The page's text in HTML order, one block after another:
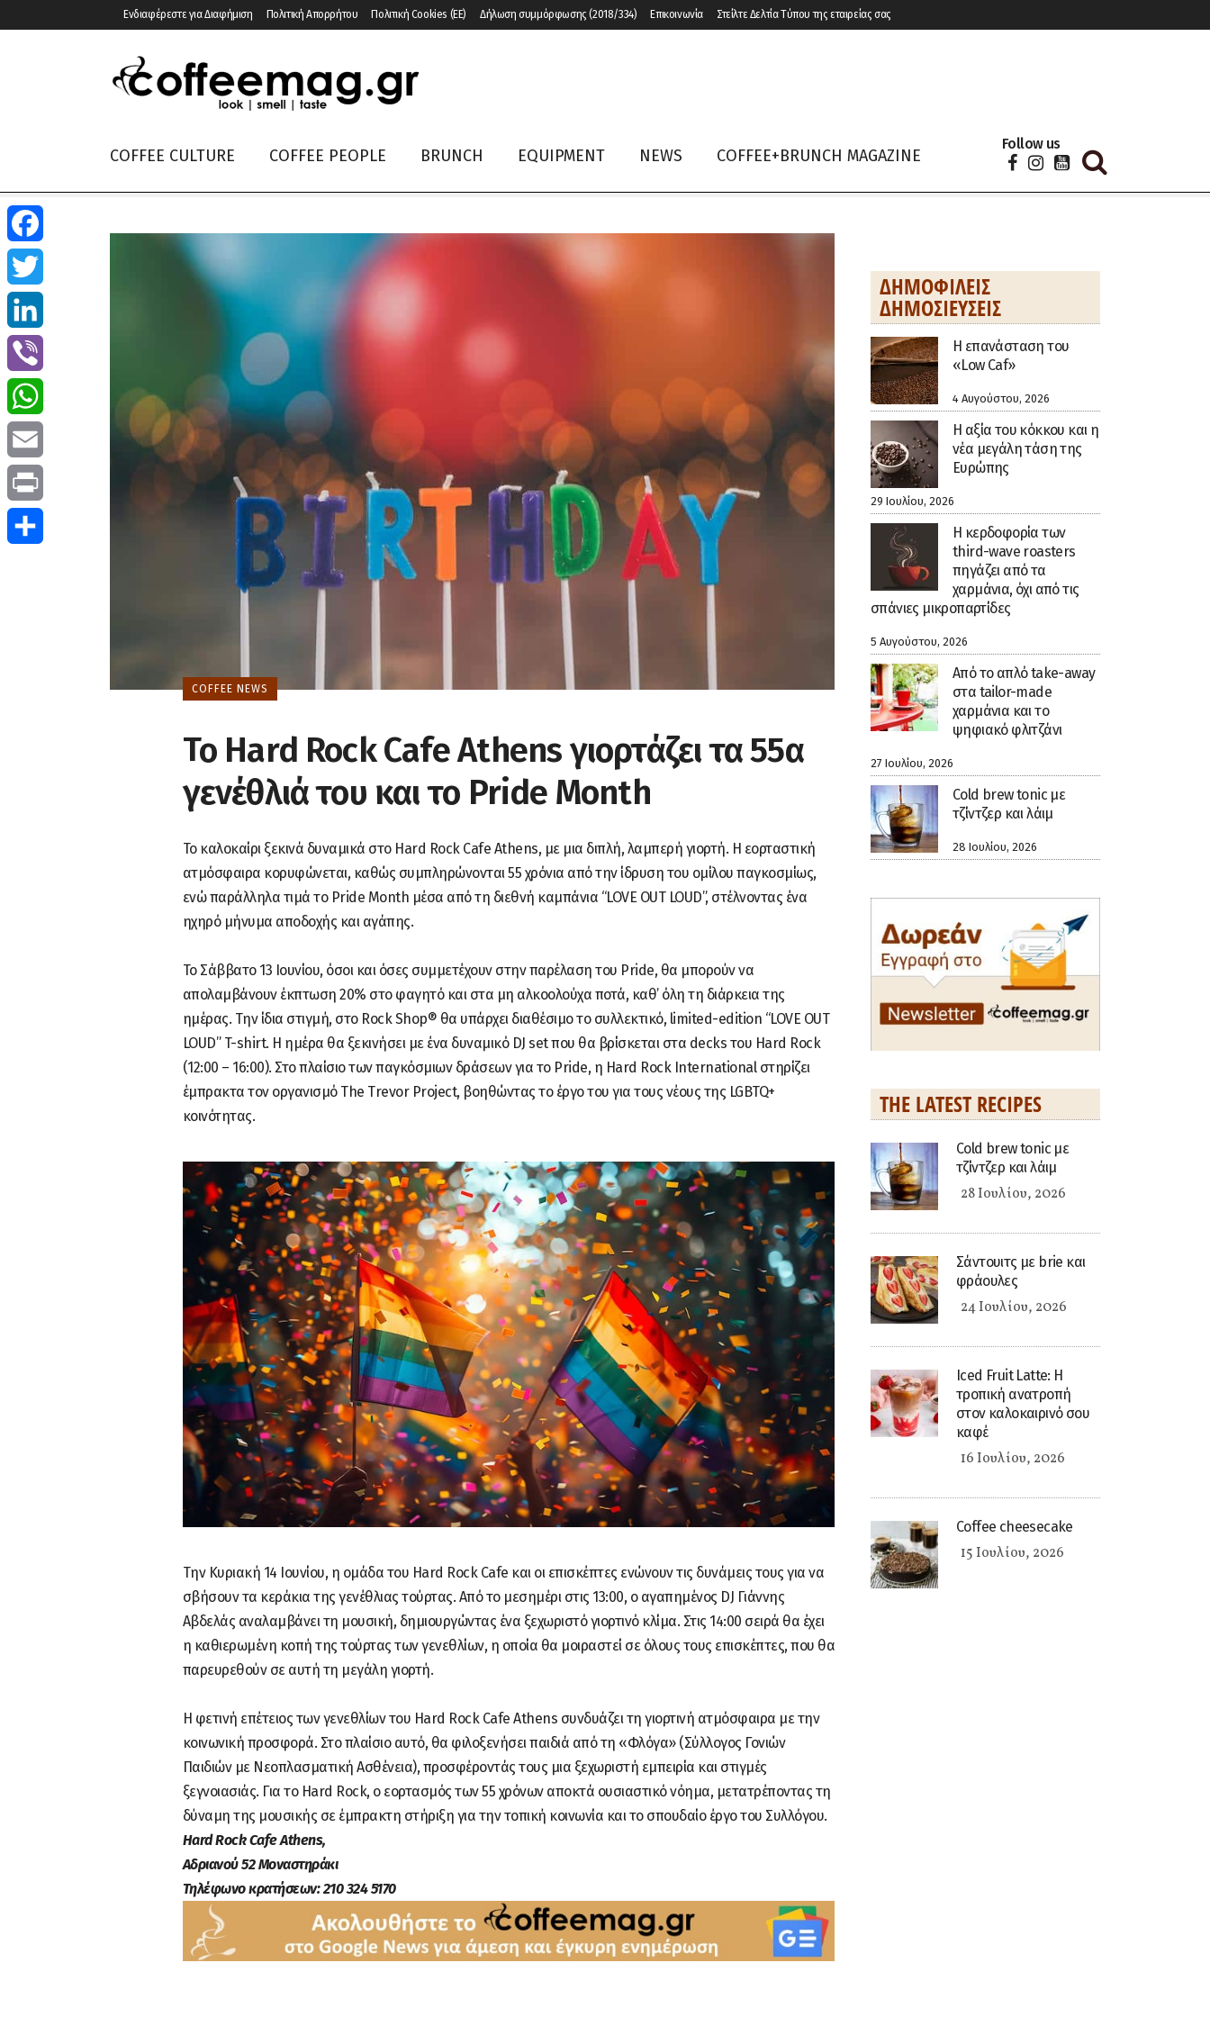
Ενδιαφέρεστε για Διαφήμιση Πολιτική Απορρήτου Πολιτική Cookies (ΕΕ) Δήλωση συμμόρφωσης (2018/334) Επικοινωνία Στείλτε Δελτία Τύπου της εταιρείας σας
COFFEE CULTURE COFFEE PEOPLE BRUNCH EQUIPMENT NEWS COFFEE+BRUNCH MAGAZINE
Follow us
COFFEE NEWS
Το Hard Rock Cafe Athens γιορτάζει τα 55α
γενέθλιά του και το Pride Month
Το καλοκαίρι ξεκινά δυναμικά στο Hard Rock Cafe Athens, με μια διπλή, λαμπερή γιορτή. Η εορταστική
ατμόσφαιρα κορυφώνεται, καθώς συμπληρώνονται 55 χρόνια από την ίδρυση του ομίλου παγκοσμίως,
ενώ παράλληλα τιμά το Pride Month μέσα από τη διεθνή καμπάνια “LOVE OUT LOUD”, στέλνοντας ένα
ηχηρό μήνυμα αποδοχής και αγάπης.
Το Σάββατο 13 Ιουνίου, όσοι και όσες συμμετέχουν στην παρέλαση του Pride, θα μπορούν να
απολαμβάνουν έκπτωση 20% στο φαγητό και στα μη αλκοολούχα ποτά, καθ’ όλη τη διάρκεια της
ημέρας. Την ίδια στιγμή, στο Rock Shop® θα υπάρχει διαθέσιμο το συλλεκτικό, limited-edition “LOVE OUT
LOUD” T-shirt. Η ημέρα θα ξεκινήσει με ένα δυναμικό DJ set που θα βρίσκεται στα decks του Hard Rock
(12:00 – 16:00). Στο πλαίσιο των παγκόσμιων δράσεων για το Pride, η Hard Rock International στηρίζει
έμπρακτα τον οργανισμό The Trevor Project, βοηθώντας το έργο του για τους νέους της LGBTQ+
κοινότητας.
Την Κυριακή 14 Ιουνίου, η ομάδα του Hard Rock Cafe και οι επισκέπτες ενώνουν τις δυνάμεις τους για να
σβήσουν τα κεράκια της γενέθλιας τούρτας. Από το μεσημέρι στις 13:00, ο αγαπημένος DJ Γιάννης
Αβδελάς αναλαμβάνει τη μουσική, δημιουργώντας ένα ξεχωριστό γιορτινό κλίμα. Στις 14:00 σειρά θα έχει
η καθιερωμένη κοπή της τούρτας των γενεθλίων, η οποία θα μοιραστεί σε όλους τους επισκέπτες, που θα
παρευρεθούν σε αυτή τη μεγάλη γιορτή.
Η φετινή επέτειος των γενεθλίων του Hard Rock Cafe Athens συνδυάζει τη γιορτινή ατμόσφαιρα με την
κοινωνική προσφορά. Στο πλαίσιο αυτό, θα φιλοξενήσει παιδιά από τη «Φλόγα» (Σύλλογος Γονιών
Παιδιών με Νεοπλασματική Ασθένεια), προσφέροντάς τους μια ξεχωριστή εμπειρία και στιγμές
ξεγνοιασιάς. Για το Hard Rock, ο εορτασμός των 55 χρόνων αποκτά ουσιαστικό νόημα, μετατρέποντας τη
δύναμη της μουσικής σε έμπρακτη στήριξη για την τοπική κοινωνία και το σπουδαίο έργο του Συλλόγου.
Hard Rock Cafe Athens,
Αδριανού 52 Μοναστηράκι
Τηλέφωνο κρατήσεων: 210 324 5170
ΔΗΜΟΦΙΛΕΊΣ
ΔΗΜΟΣΙΕΎΣΕΙΣ
Η επανάσταση του
«Low Caf»
4 Αυγούστου, 2026
H αξία του κόκκου και η
νέα μεγάλη τάση της
Ευρώπης
29 Ιουλίου, 2026
Η κερδοφορία των
third-wave roasters
πηγάζει από τα
χαρμάνια, όχι από τις
σπάνιες μικροπαρτίδες
5 Αυγούστου, 2026
Από το απλό take-away
στα tailor-made
χαρμάνια και το
ψηφιακό φλιτζάνι
27 Ιουλίου, 2026
Cold brew tonic με
τζίντζερ και λάιμ
28 Ιουλίου, 2026
THE LATEST RECIPES
Cold brew tonic με
τζίντζερ και λάιμ
28 Ιουλίου, 2026
Σάντουιτς με brie και
φράουλες
24 Ιουλίου, 2026
Iced Fruit Latte: Η
τροπική ανατροπή
στον καλοκαιρινό σου
καφέ
16 Ιουλίου, 2026
Coffee cheesecake
15 Ιουλίου, 2026
Facebook
Twitter
LinkedIn
Viber
WhatsApp
Email
Print